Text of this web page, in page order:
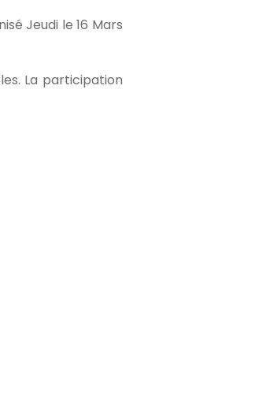
Jeudi le 16 Mars
La participation